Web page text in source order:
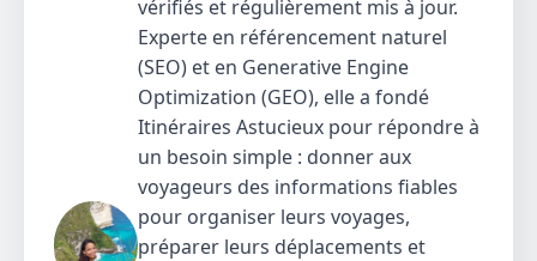
vérifiés et régulièrement mis à jour.
Experte en référencement naturel
(SEO) et en Generative Engine
Optimization (GEO), elle a fondé
Itinéraires Astucieux pour répondre à
un besoin simple : donner aux
voyageurs des informations fiables
pour organiser leurs voyages,
préparer leurs déplacements et